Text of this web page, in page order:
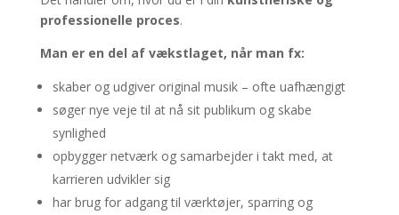
professionelle proces.
Man er en del af vækstlaget, når man fx:
skaber og udgiver original musik – ofte uafhængigt
søger nye veje til at nå sit publikum og skabe
synlighed
opbygger netværk og samarbejder i takt med, at
karrieren udvikler sig
har brug for adgang til værktøjer, sparring og